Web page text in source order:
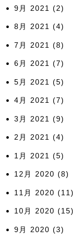
9月 2021 (2)
8月 2021 (4)
7月 2021 (8)
6月 2021 (7)
5月 2021 (5)
4月 2021 (7)
3月 2021 (9)
2月 2021 (4)
1月 2021 (5)
12月 2020 (8)
11月 2020 (11)
10月 2020 (15)
9月 2020 (3)